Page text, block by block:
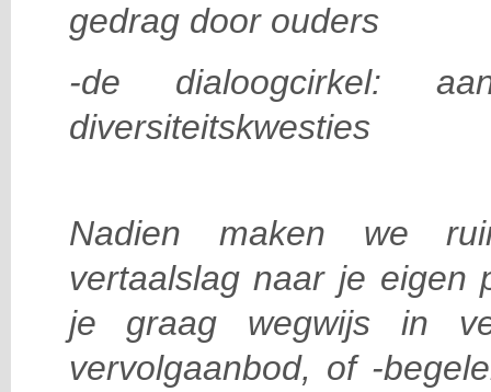
gedrag door ouders
-de dialoogcirkel:
diversiteitskwesties
Nadien maken we
vertaalslag naar je eigen
je graag wegwijs in
vervolgaanbod, of -